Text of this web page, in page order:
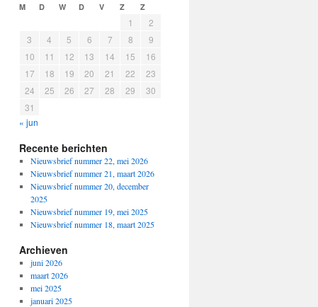
M D W D V Z Z
1
2
3
4 5 6 7 8
9
10
11 12 13 14 15
16
17
18 19 20 21 22
23
24
25 26 27 28 29
30
31
« jun
Recente berichten
Nieuwsbrief nummer 22, mei 2026
Nieuwsbrief nummer 21, maart 2026
Nieuwsbrief nummer 20, december
2025
Nieuwsbrief nummer 19, mei 2025
Nieuwsbrief nummer 18, maart 2025
Archieven
juni 2026
maart 2026
mei 2025
januari 2025